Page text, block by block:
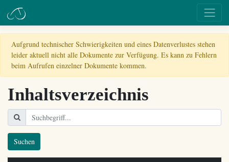
Aufgrund technischer Schwierigkeiten und eines Datenverlustes stehen
leider aktuell nicht alle Dokumente zur Verfügung. Es kann zu Fehlern
beim Aufrufen einzelner Dokumente kommen.
Inhaltsverzeichnis
Suchen